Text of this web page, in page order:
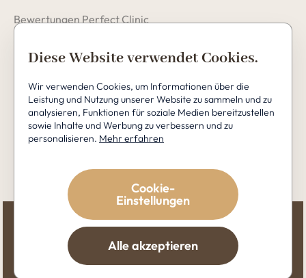
Bewertungen Perfect Clinic
Datenschutzerklärung
Cookies
Diese Website verwendet Cookies.
Wir verwenden Cookies, um Informationen über die
Leistung und Nutzung unserer Website zu sammeln und zu
analysieren, Funktionen für soziale Medien bereitzustellen
sowie Inhalte und Werbung zu verbessern und zu
personalisieren. Mehr erfahren
Cookie-
Einstellungen
Alle akzeptieren